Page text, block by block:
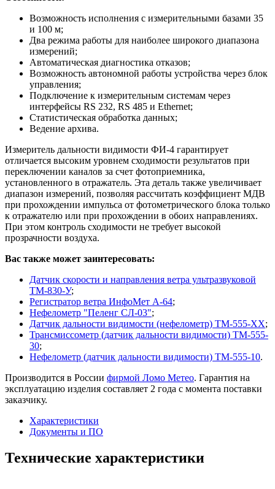
Возможность исполнения с измерительными базами 35
и 100 м;
Два режима работы для наиболее широкого диапазона
измерений;
Автоматическая диагностика отказов;
Возможность автономной работы устройства через блок
управления;
Подключение к измерительным системам через
интерфейсы RS 232, RS 485 и Ethernet;
Статистическая обработка данных;
Ведение архива.
Измеритель дальности видимости ФИ-4 гарантирует
отличается высоким уровнем сходимости результатов при
переключении каналов за счет фотоприемника,
установленного в отражатель. Эта деталь также увеличивает
диапазон измерений, позволяя рассчитать коэффициент МДВ
при прохождении импульса от фотометрического блока только
к отражателю или при прохождении в обоих направлениях.
При этом контроль сходимости не требует высокой
прозрачности воздуха.
Вас также может заинтересовать:
Датчик скорости и направления ветра ультразвуковой
ТМ-830-У;
Регистратор ветра ИнфоМет А-64;
Нефелометр "Пеленг СЛ-03";
Датчик дальности видимости (нефелометр) ТМ-555-ХХ;
Трансмиссометр (датчик дальности видимости) ТМ-555-
30;
Нефелометр (датчик дальности видимости) ТМ-555-10.
Производится в России фирмой Ломо Метео. Гарантия на
эксплуатацию изделия составляет 2 года с момента поставки
заказчику.
Характеристики
Документы и ПО
Технические характеристики